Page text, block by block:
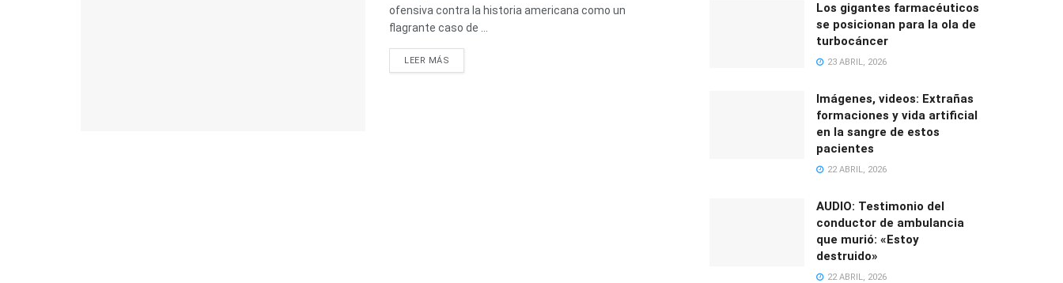
ofensiva contra la historia americana como un
flagrante caso de ...
LEER MÁS
Los gigantes farmacéuticos
se posicionan para la ola de
turbocáncer
23 ABRIL, 2026
Imágenes, videos: Extrañas
formaciones y vida artificial
en la sangre de estos
pacientes
22 ABRIL, 2026
AUDIO: Testimonio del
conductor de ambulancia
que murió: «Estoy
destruido»
22 ABRIL, 2026